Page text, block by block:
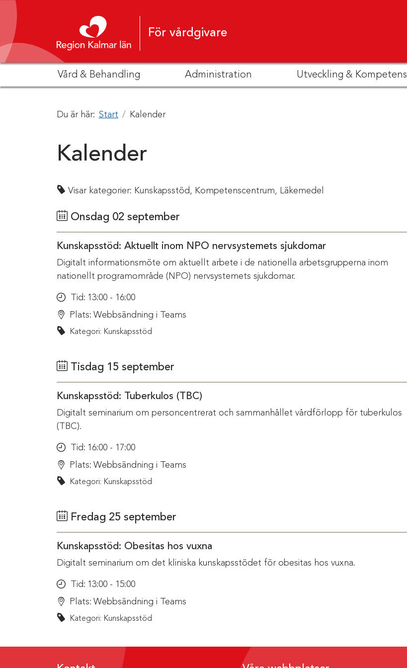
Hoppa till innehåll
För vårdgivare
Vård & Behandling Administration Utveckling & Kompetens
Du är här: Start Kalender
Kalender
Visar kategorier: Kunskapsstöd, Kompetenscentrum, Läkemedel
Onsdag 02 september
Kunskapsstöd: Aktuellt inom NPO nervsystemets sjukdomar
Digitalt informationsmöte om aktuellt arbete i de nationella arbetsgrupperna inom
nationellt programområde (NPO) nervsystemets sjukdomar.
Tid: 13:00 - 16:00
Plats: Webbsändning i Teams
Kategori: Kunskapsstöd
Tisdag 15 september
Kunskapsstöd: Tuberkulos (TBC)
Digitalt seminarium om personcentrerat och sammanhållet vårdförlopp för tuberkulos
(TBC).
Tid: 16:00 - 17:00
Plats: Webbsändning i Teams
Kategori: Kunskapsstöd
Fredag 25 september
Kunskapsstöd: Obesitas hos vuxna
Digitalt seminarium om det kliniska kunskapsstödet för obesitas hos vuxna.
Tid: 13:00 - 15:00
Plats: Webbsändning i Teams
Kategori: Kunskapsstöd